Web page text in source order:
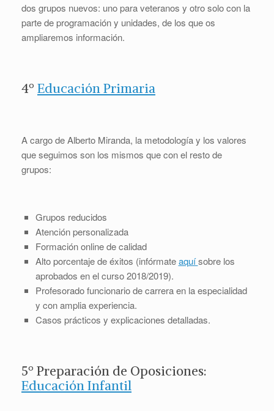
dos grupos nuevos: uno para veteranos y otro solo con la
parte de programación y unidades, de los que os
ampliaremos información.
4º Educación Primaria
A cargo de Alberto Miranda, la metodología y los valores
que seguimos son los mismos que con el resto de
grupos:
Grupos reducidos
Atención personalizada
Formación online de calidad
Alto porcentaje de éxitos (infórmateaquísobre los
aprobados en el curso 2018/2019).
Profesorado funcionario de carrera en la especialidad
y con amplia experiencia.
Casos prácticos y explicaciones detalladas.
5º Preparación de Oposiciones:
Educación Infantil